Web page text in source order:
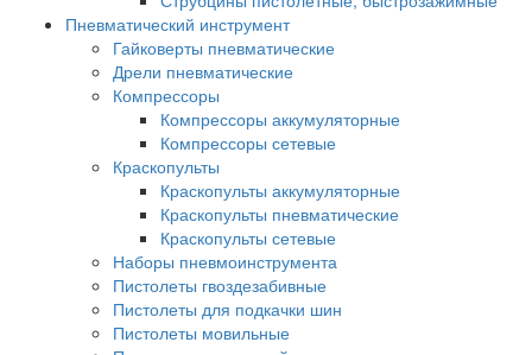
Пневматический инструмент
Гайковерты пневматические
Дрели пневматические
Компрессоры
Компрессоры аккумуляторные
Компрессоры сетевые
Краскопульты
Краскопульты аккумуляторные
Краскопульты пневматические
Краскопульты сетевые
Наборы пневмоинструмента
Пистолеты гвоздезабивные
Пистолеты для подкачки шин
Пистолеты мовильные